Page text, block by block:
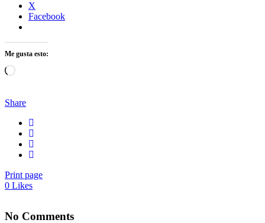
X
Facebook
Me gusta esto:
Cargando...
Share
Print page
0 Likes
No Comments